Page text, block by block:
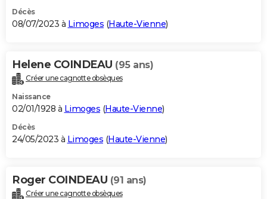
Décès
08/07/2023 à Limoges (Haute-Vienne)
Helene COINDEAU (95 ans)
Créer une cagnotte obsèques
Naissance
02/01/1928 à Limoges (Haute-Vienne)
Décès
24/05/2023 à Limoges (Haute-Vienne)
Roger COINDEAU (91 ans)
Créer une cagnotte obsèques